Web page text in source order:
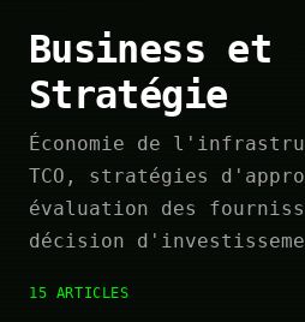
Business et
Stratégie
Économie de
TCO, stratégies
évaluation des
décision
15 ARTICLES